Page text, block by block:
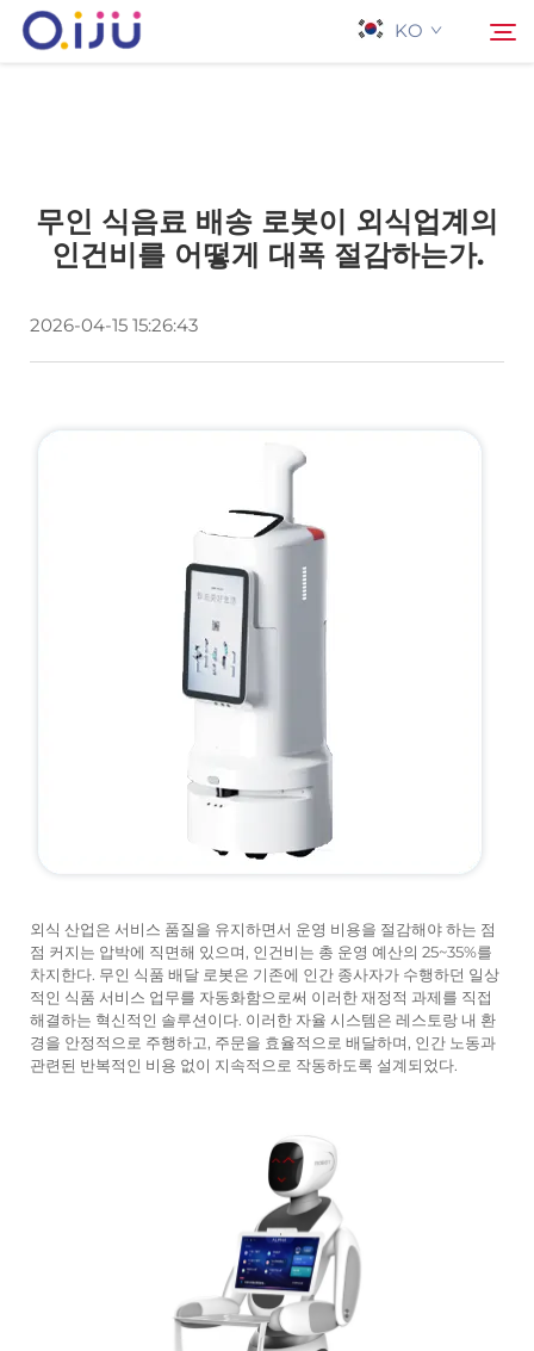
KO
회사 소개
응용 프로그램
무인 식음료 배송 로봇이 외식업계의
인건비를 어떻게 대폭 절감하는가.
2026-04-15 15:26:43
외식 산업은 서비스 품질을 유지하면서 운영 비용을 절감해야 하는 점
점 커지는 압박에 직면해 있으며, 인건비는 총 운영 예산의 25~35%를
차지한다. 무인 식품 배달 로봇은 기존에 인간 종사자가 수행하던 일상
적인 식품 서비스 업무를 자동화함으로써 이러한 재정적 과제를 직접
해결하는 혁신적인 솔루션이다. 이러한 자율 시스템은 레스토랑 내 환
경을 안정적으로 주행하고, 주문을 효율적으로 배달하며, 인간 노동과
관련된 반복적인 비용 없이 지속적으로 작동하도록 설계되었다.